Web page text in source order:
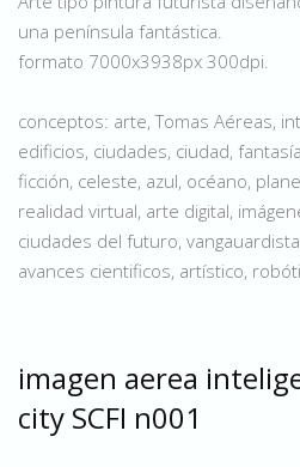
una península fantástica.
formato 7000x3938px 300dpi.
conceptos: arte, Tomas Aéreas,
edificios, ciudades, ciudad,
ficción, celeste, azul, océano,
realidad virtual, arte digital,
ciudades del futuro,
avances cientificos, artístico,
imagen aerea
city SCFI n001